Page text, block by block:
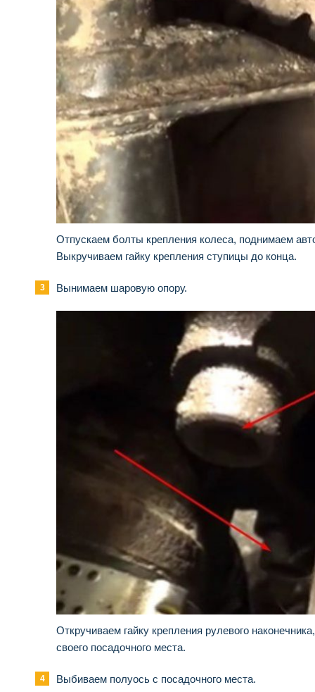
Отпускаем болты крепления колеса, поднимаем
Выкручиваем гайку крепления ступицы до конца.
Вынимаем шаровую опору.
Откручиваем гайку крепления рулевого
своего посадочного места.
Выбиваем полуось с посадочного места.